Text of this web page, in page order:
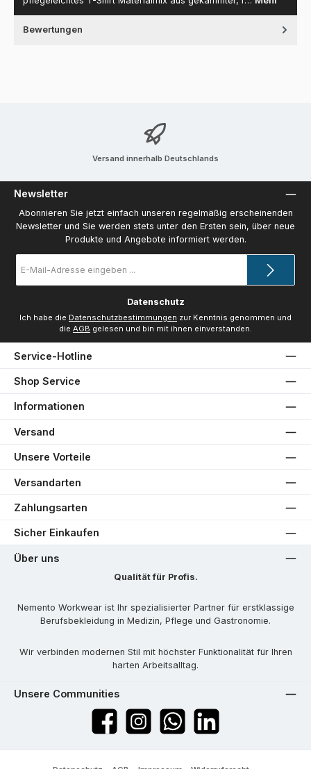
Bewertungen
Versand innerhalb Deutschlands
Newsletter
Abonnieren Sie jetzt einfach unseren regelmäßig erscheinenden
Newsletter und Sie werden stets unter den Ersten sein, über neue
Produkte und Angebote informiert werden.
Mail-
Adresse
Datenschutz
Ich habe die Datenschutzbestimmungen zur Kenntnis genommen und
die AGB gelesen und bin mit ihnen einverstanden.
Service-Hotline
Shop Service
Informationen
Versand
Unsere Vorteile
Versandarten
Zahlungsarten
Sicher Einkaufen
Über uns
Qualität für Profis.
Nemento Workwear ist Ihr spezialisierter Partner für erstklassige
Berufsbekleidung in Medizin, Pflege und Gastronomie.
Wir verbinden modernen Stil mit höchster Funktionalität für Ihren
harten Arbeitsalltag.
Unsere Communities
FacebookInstagramWhatsApp